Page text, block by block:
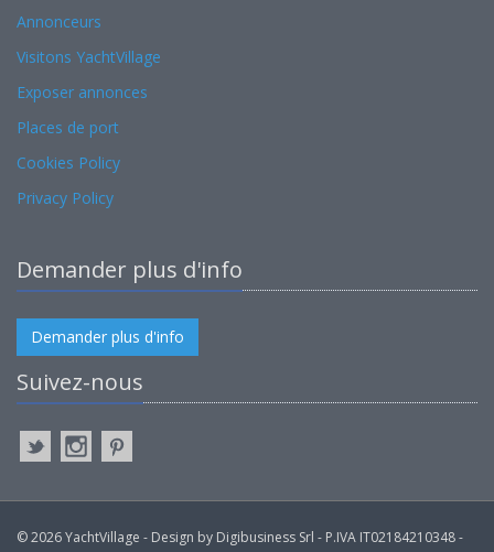
Annonceurs
Visitons YachtVillage
Exposer annonces
Places de port
Cookies Policy
Privacy Policy
Demander plus d'info
Demander plus d'info
Suivez-nous
© 2026 YachtVillage - Design by Digibusiness Srl - P.IVA IT02184210348 -